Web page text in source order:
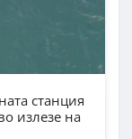
станция
излезе на